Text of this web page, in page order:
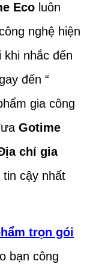
Eco luôn
nghệ hiện
nhắc đến
đến “
gia công
Gotime
chỉ gia
tin cậy nhất
trọn gói
bạn công